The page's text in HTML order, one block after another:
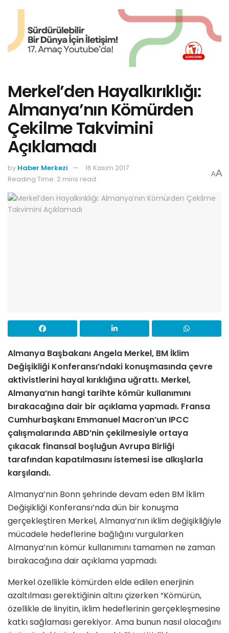
Merkel’den Hayalkırıklığı:
Almanya’nın Kömürden
Çekilme Takvimini
Açıklamadı
by Haber Merkezi
16 Kasım 2017
Reading Time: 2 mins read
AA
Almanya Başbakanı Angela Merkel, BM İklim
Değişikliği Konferansı’ndaki konuşmasında çevre
aktivistlerini hayal kırıklığına uğrattı. Merkel,
Almanya’nın hangi tarihte kömür kullanımını
bırakacağına dair bir açıklama yapmadı. Fransa
Cumhurbaşkanı Emmanuel Macron’un IPCC
çalışmalarında ABD’nin çekilmesiyle ortaya
çıkacak finansal boşluğun Avrupa Birliği
tarafından kapatılmasını istemesi ise alkışlarla
karşılandı.
Almanya’nın Bonn şehrinde devam eden BM İklim
Değişikliği Konferansı’nda dün bir konuşma
gerçekleştiren Merkel, Almanya’nın iklim değişikliğiyle
mücadele hedeflerine bağlığını vurgularken
Almanya’nın kömür kullanımını tamamen ne zaman
bırakacağına dair açıklama yapmadı.
Merkel özellikle kömürden elde edilen enerjinin
azaltılması gerektiğinin altını çizerken “Kömürün,
özellikle de linyitin, iklim hedeflerinin gerçekleşmesine
katkı sağlaması gerekiyor. Ama bunun nasıl olacağını